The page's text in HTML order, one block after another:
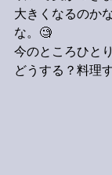
大きくなるのか
な。🧐
今のところひと
どうする？料理